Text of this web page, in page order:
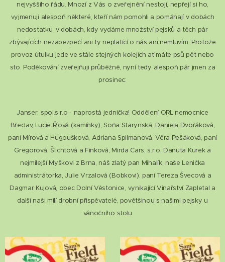
nejvyššího řádu. Mnozí z Vás o zveřejnění nestojí, nepřejí si ho,
vyjmenuji alespoň některé, kteří nám pomohli a pomáhají v dobách
nedostatku, v dobách, kdy vydáme množství pejsků a těch pár
zbývajících nezabezpečí ani ty neplatící o nás ani nemluvím. Protože
provoz útulku jede ve stále stejných kolejích ať máte psů pět nebo
sto. Poděkování zveřejňuji průběžně, nyní tedy alespoň pár jmen za
prosinec:
Janser, spol.s.r.o - naprostá jednička! Oddělení ORL nemocnice
Břeclav, Lucie Říová (kamínky), Soňa Starynská, Daniela Dvořáková,
paní Mírová a Hugoušková, Adriana Spilmanová, Věra Pešáková, paní
Gregorová, Šlichtová a Finková, Mirda Cars, s.r.o, Danuta Kurek a
nejmilejší Myškovi z Brna, náš zlatý pan Mihalík, naše Lenička
administrátorka, Julie Vrzalová (Bobkovi), paní Tereza Švecová a
Dagmar Kujová, obec Dolní Věstonice, vynikající Vinařství Zapletal a
další naši milí drobní přispěvatelé, povětšinou s našimi pejsky u
vánočního stolu 😊